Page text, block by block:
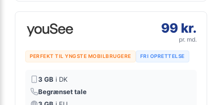
99 kr.
pr. md.
PERFEKT TIL YNGSTE MOBILBRUGERE FRI OPRETTELSE
3 GB i DK
Begrænset tale